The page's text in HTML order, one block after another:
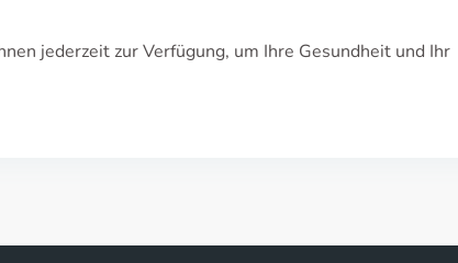
jederzeit zur Verfügung, um Ihre Gesundheit und Ihr